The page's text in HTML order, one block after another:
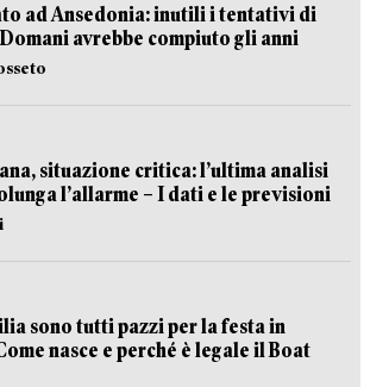
ad Ansedonia: inutili i tentativi di
avrebbe compiuto gli anni
situazione critica: l’ultima analisi
l’allarme – I dati e le previsioni
sono tutti pazzi per la festa in
nasce e perché è legale il Boat